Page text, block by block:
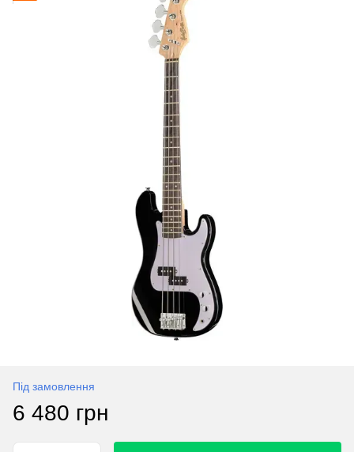
Під замовлення
6 480 грн